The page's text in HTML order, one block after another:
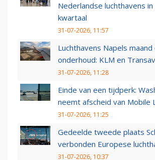
Nederlandse luchthavens
kwartaal
31-07-2026, 11:57
Luchthavens Napels
onderhoud: KLM en
31-07-2026, 11:28
Einde van een tijdperk:
neemt afscheid van Mobile
31-07-2026, 11:25
Gedeelde tweede plaats
verbonden Europese
31-07-2026, 10:37